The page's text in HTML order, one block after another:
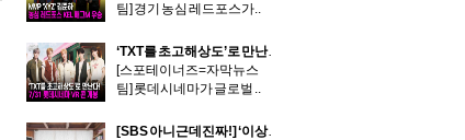
팀] 경기 농심 레드포스가..
‘TXT를 초고해상도’로 만난다!…7/31 롯데시네마 VR 콘서트 개봉
[스포테이너즈=자막뉴스
팀] 롯데시네마가 글로벌 ..
[SBS 아니근데진짜!] ‘이상화♥’ 강남, '아내 한마디면 깨갱“ 강아지와 서열 동급 현실 결혼 생활 대공개!